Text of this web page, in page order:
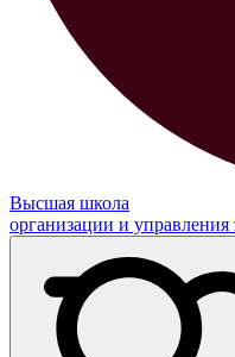
Высшая школа
организации и управления